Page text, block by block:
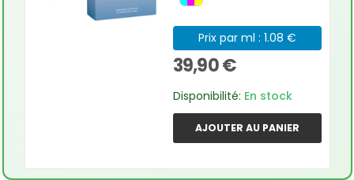
Prix par ml : 1.08 €
39,90 €
Disponibilité: En stock
AJOUTER AU PANIER